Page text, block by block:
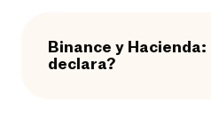
Binance y Hacienda:
declara?